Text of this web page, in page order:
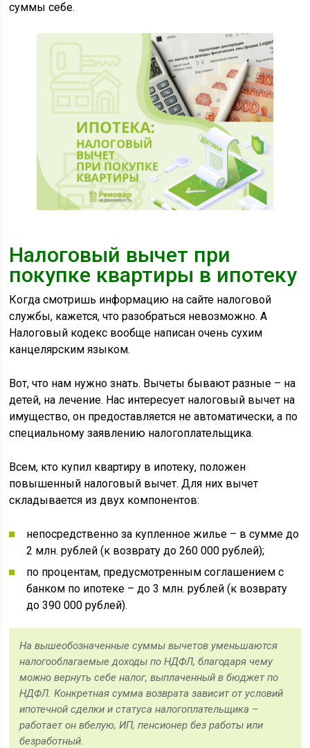
суммы себе.
Налоговый вычет при
покупке квартиры в ипотеку
Когда смотришь информацию на сайте налоговой
службы, кажется, что разобраться невозможно. А
Налоговый кодекс вообще написан очень сухим
канцелярским языком.
Вот, что нам нужно знать. Вычеты бывают разные – на
детей, на лечение. Нас интересует налоговый вычет на
имущество, он предоставляется не автоматически, а по
специальному заявлению налогоплательщика.
Всем, кто купил квартиру в ипотеку, положен
повышенный налоговый вычет. Для них вычет
складывается из двух компонентов:
непосредственно за купленное жилье – в сумме до
2 млн. рублей (к возврату до 260 000 рублей);
по процентам, предусмотренным соглашением с
банком по ипотеке – до 3 млн. рублей (к возврату
до 390 000 рублей).
На вышеобозначенные суммы вычетов уменьшаются
налогооблагаемые доходы по НДФЛ, благодаря чему
можно вернуть себе налог, выплаченный в бюджет по
НДФЛ. Конкретная сумма возврата зависит от условий
ипотечной сделки и статуса налогоплательщика –
работает он вбелую, ИП, пенсионер без работы или
безработный.